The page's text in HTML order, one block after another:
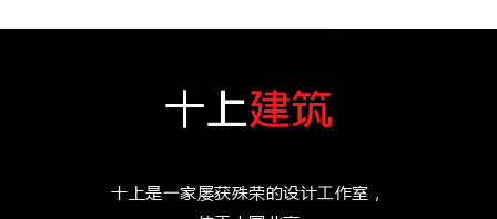
十上是⼀家屡获殊荣的设计⼯作室，